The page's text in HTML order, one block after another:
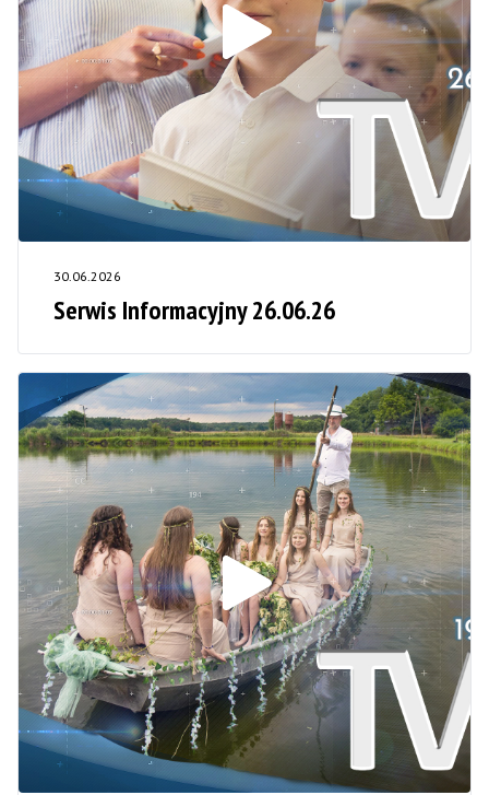
30.06.2026
Serwis Informacyjny 26.06.26